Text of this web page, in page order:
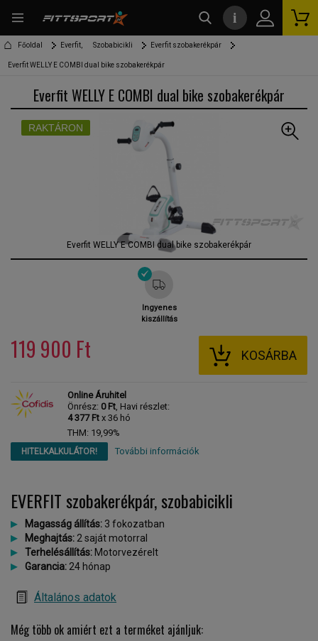
Főoldal Everfit, Szobabicikli Everfit szobakerékpár
Everfit WELLY E COMBI dual bike szobakerékpár
Everfit WELLY E COMBI dual bike szobakerékpár
RAKTÁRON
Everfit WELLY E COMBI dual bike szobakerékpár
Ingyenes
kiszállítás
119 900 Ft KOSÁRBA
Online Áruhitel
Önrész: 0 Ft, Havi részlet:
4 377 Ft x 36 hó
THM: 19,99%
HITELKALKULÁTOR! További információk
EVERFIT szobakerékpár, szobabicikli
Magasság állítás: 3 fokozatban
Meghajtás: 2 saját motorral
Terhelésállítás: Motorvezérelt
Garancia: 24 hónap
Általános adatok
Még több ok amiért ezt a terméket ajánljuk:
i
kereső